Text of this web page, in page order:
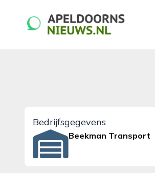
apeldoornsnieuws.nl
Bedrijfsgegevens
Beekman Transport